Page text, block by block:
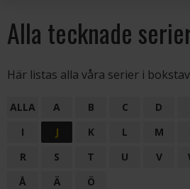
Alla tecknade
Här listas alla våra serier i
ALLA A B C D
I
J K L M
R
S T U V
Å
Ä Ö